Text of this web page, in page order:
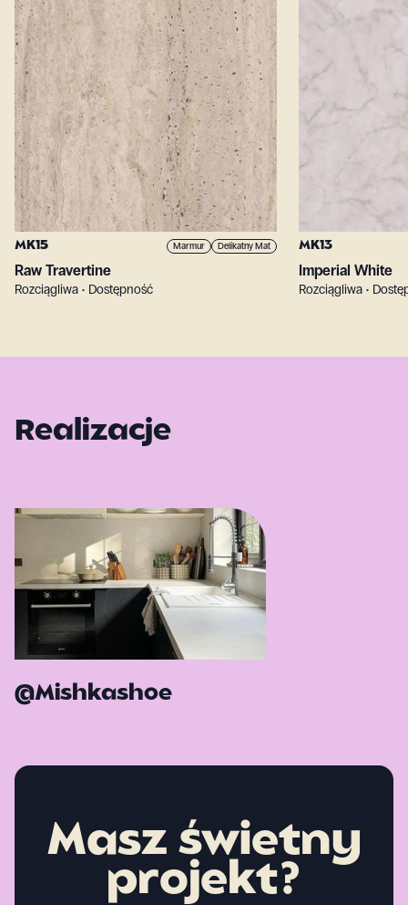
MK15 Marmur Delikatny Mat
Raw Travertine
Rozciągliwa • Dostępność
MK13
Imperial White
Rozciągliwa •
Realizacje
@Mishkashoe
Masz świetny
projekt?